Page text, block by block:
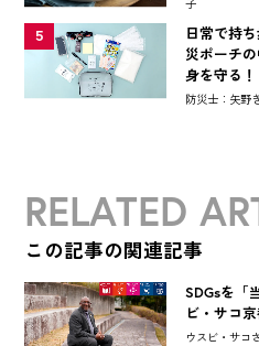
子
5
日常で持
災ポーチ
身を守る！
防災士：矢野
RELATED
この記事の関連記事
SDGsを「
ビ・サコ
ウスビ・サコ